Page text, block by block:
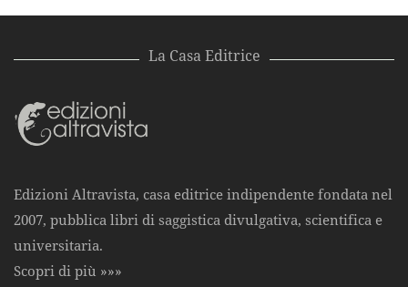
La Casa Editrice
Edizioni Altravista, casa editrice indipendente fondata nel
2007, pubblica libri di saggistica divulgativa, scientifica e
universitaria.
Scopri di più »»»